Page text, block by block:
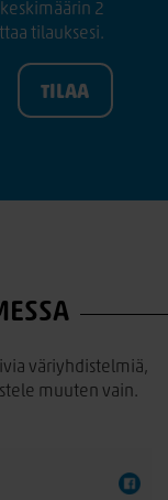
2
tilauksesi.
väriyhdistelmiä,
muuten vain.